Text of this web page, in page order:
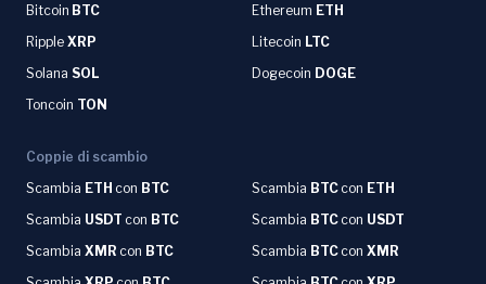
Bitcoin BTC Ethereum ETH
Ripple XRP Litecoin LTC
Solana SOL Dogecoin DOGE
Toncoin TON
Coppie di scambio
Scambia ETH con BTC Scambia BTC con ETH
Scambia USDT con BTC Scambia BTC con USDT
Scambia XMR con BTC Scambia BTC con XMR